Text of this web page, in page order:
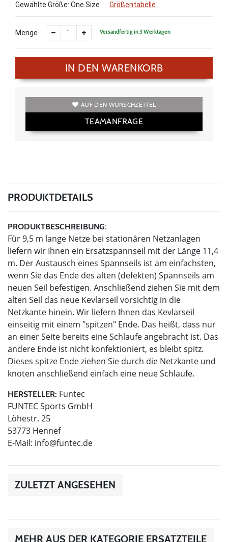
Gewählte Größe: One Size Größentabelle
Menge Versandfertig in 3 Werktagen
IN DEN WARENKORB
AUF DEN WUNSCHZETTEL
TEAMANFRAGE
PRODUKTDETAILS
PRODUKTBESCHREIBUNG:
Für 9,5 m lange Netze bei stationären Netzanlagen
liefern wir Ihnen ein Ersatzspannseil mit der Länge 11,4
m. Der Austausch eines Spannseils ist am einfachsten,
wenn Sie das Ende des alten (defekten) Spannseils am
neuen Seil befestigen. Anschließend ziehen Sie mit dem
alten Seil das neue Kevlarseil vorsichtig in die
Netzkante hinein. Wir liefern Ihnen das Kevlarseil
einseitig mit einem "spitzen" Ende. Das heißt, dass nur
an einer Seite bereits eine Schlaufe angebracht ist. Das
andere Ende ist nicht konfektioniert, es bleibt spitz.
Dieses spitze Ende ziehen Sie durch die Netzkante und
knoten anschließend einfach eine neue Schlaufe.
HERSTELLER: Funtec
FUNTEC Sports GmbH
Löhestr. 25
53773 Hennef
E-Mail: info@funtec.de
ZULETZT ANGESEHEN
MEHR AUS DER KATEGORIE ERSATZTEILE